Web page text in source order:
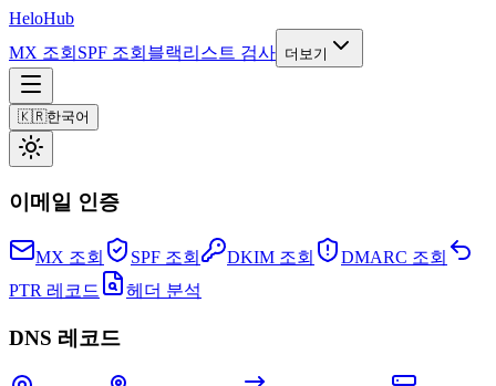
HeloHub
MX 조회 SPF 조회 블랙리스트 검사 더보기
🇰🇷한국어
이메일 인증
MX 조회 SPF 조회 DKIM 조회
DMARC 조회
PTR 레코드
헤더 분석
DNS 레코드